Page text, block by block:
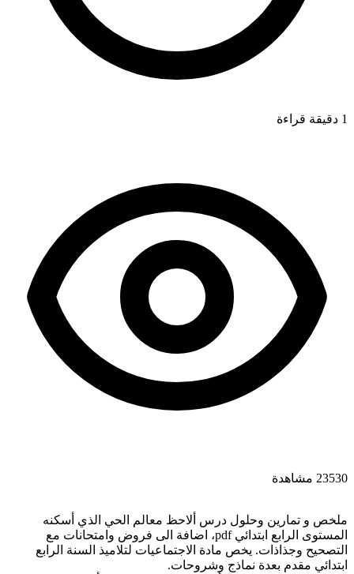
1 دقيقة قراءة
23530 مشاهدة
ملخص و تمارين وحلول درس ألاحظ معالم الحي الذي أسكنه
المستوى الرابع ابتدائي pdf، اضافة الى فروض وامتحانات مع
التصحيح وجذاذات. يخص مادة الاجتماعيات لتلاميذ السنة الرابع
ابتدائي مقدم بعدة نماذج وشروحات.